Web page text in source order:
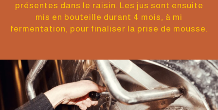
présentes dans le raisin. Les jus sont ensuite
mis en bouteille durant 4 mois, à mi
fermentation, pour finaliser la prise de mousse.